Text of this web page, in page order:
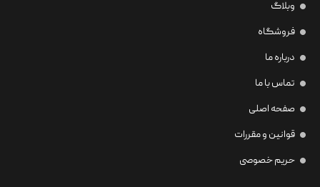
وبلاگ
فروشگاه
درباره ما
تماس با ما
صفحه اصلی
قوانین و مقررات
حریم خصوصی